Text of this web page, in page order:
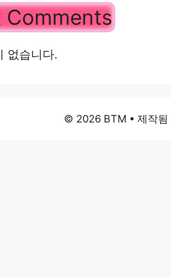
Comments
없습니다.
© 2026 BTM • 제작됨